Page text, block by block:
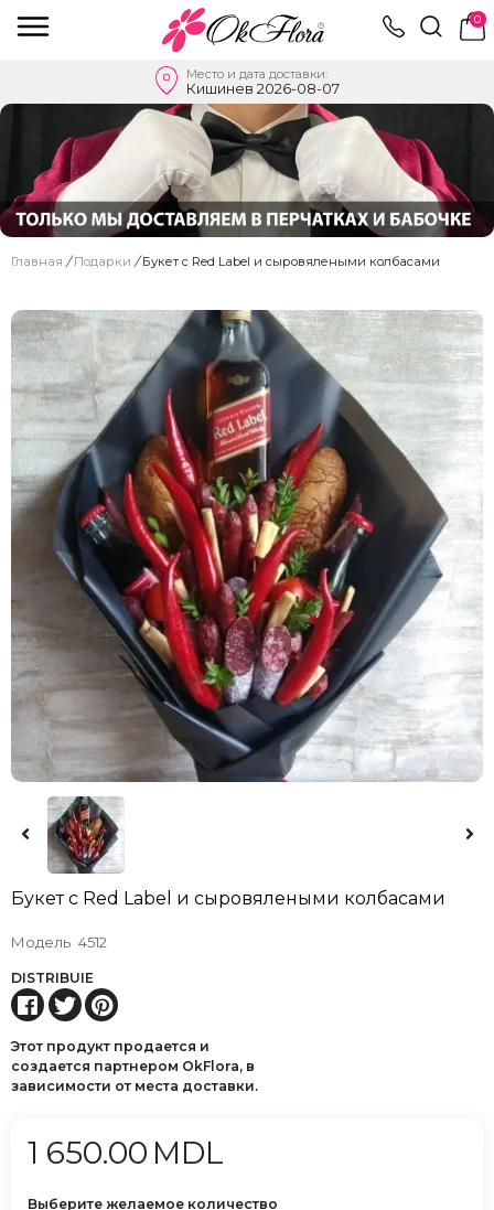
0
Место и дата доставки:
Кишинев 2026-08-07
Главная / Подарки / Букет с Red Label и сыровялеными колбасами
Букет с Red Label и сыровялеными колбасами
Модель 4512
DISTRIBUIE
Этот продукт продается и
создается партнером OkFlora, в
зависимости от места доставки.
1 650.00 MDL
Выберите желаемое количество